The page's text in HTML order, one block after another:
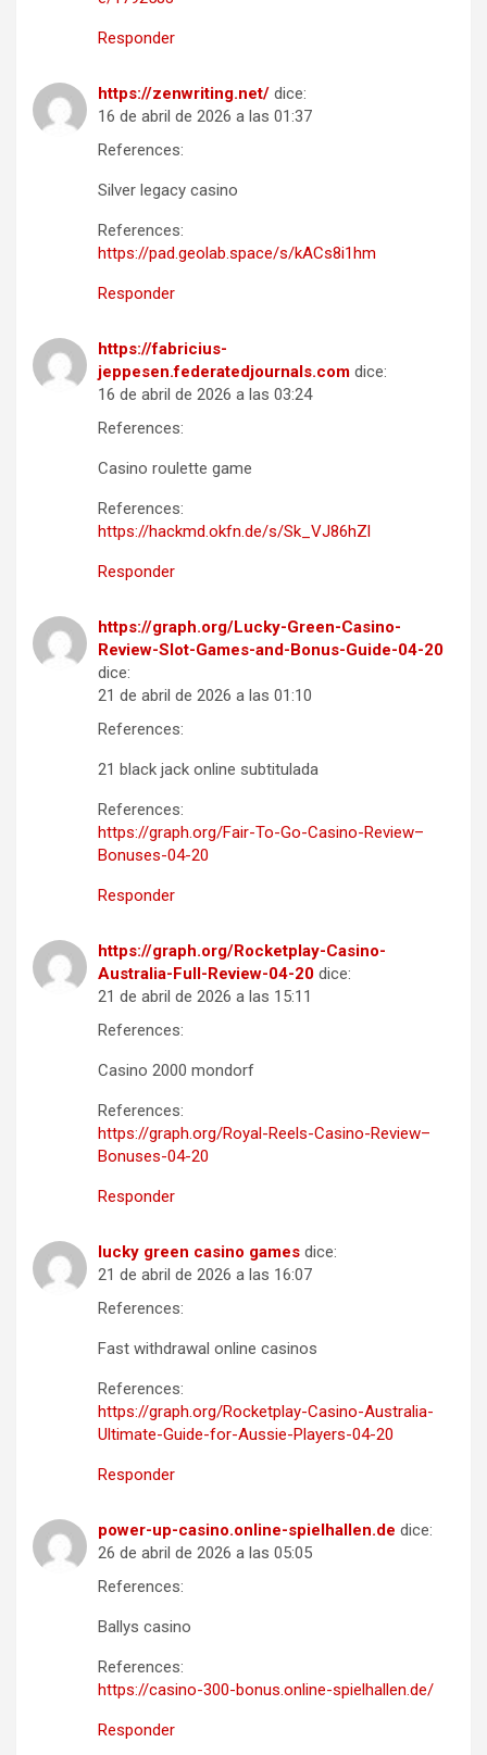
Responder
https://zenwriting.net/ dice:
16 de abril de 2026 a las 01:37
References:
Silver legacy casino
References:
https://pad.geolab.space/s/kACs8i1hm
Responder
https://fabricius-
jeppesen.federatedjournals.com dice:
16 de abril de 2026 a las 03:24
References:
Casino roulette game
References:
https://hackmd.okfn.de/s/Sk_VJ86hZl
Responder
https://graph.org/Lucky-Green-Casino-
Review-Slot-Games-and-Bonus-Guide-04-20
dice:
21 de abril de 2026 a las 01:10
References:
21 black jack online subtitulada
References:
https://graph.org/Fair-To-Go-Casino-Review–
Bonuses-04-20
Responder
https://graph.org/Rocketplay-Casino-
Australia-Full-Review-04-20 dice:
21 de abril de 2026 a las 15:11
References:
Casino 2000 mondorf
References:
https://graph.org/Royal-Reels-Casino-Review–
Bonuses-04-20
Responder
lucky green casino games dice:
21 de abril de 2026 a las 16:07
References:
Fast withdrawal online casinos
References:
https://graph.org/Rocketplay-Casino-Australia-
Ultimate-Guide-for-Aussie-Players-04-20
Responder
power-up-casino.online-spielhallen.de dice:
26 de abril de 2026 a las 05:05
References:
Ballys casino
References:
https://casino-300-bonus.online-spielhallen.de/
Responder